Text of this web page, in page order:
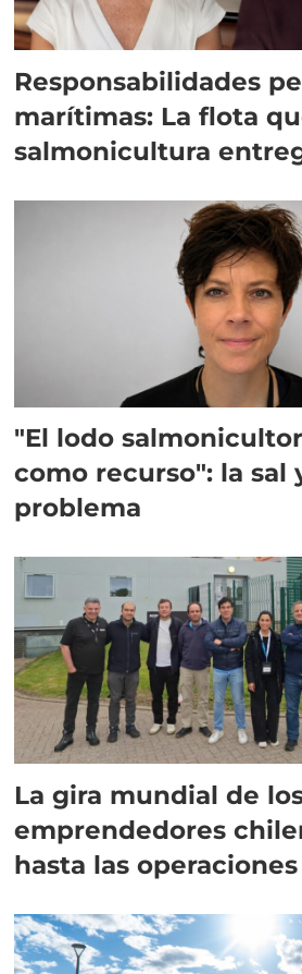
Responsabilidades
marítimas: La flota
salmonicultura
"El lodo
como recurso": la sal
problema
La gira mundial de
emprendedores
hasta las